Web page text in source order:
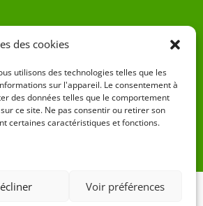
des cookies
utilisons des technologies telles que les
sur l'appareil. Le consentement à
des données telles que le comportement
ce site. Ne pas consentir ou retirer son
certaines caractéristiques et fonctions.
Voir préférences